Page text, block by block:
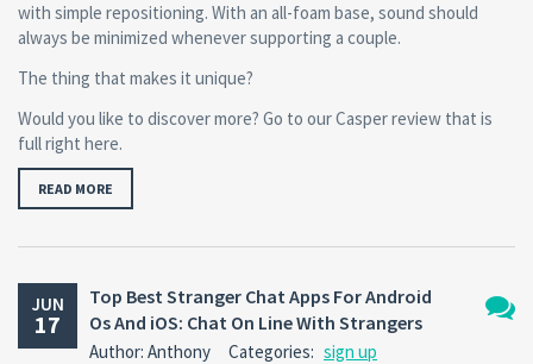
with simple repositioning. With an all-foam base, sound should
always be minimized whenever supporting a couple.
The thing that makes it unique?
Would you like to discover more? Go to our Casper review that is
full right here.
READ MORE
JUN
17
Top Best Stranger Chat Apps For Android
Os And iOS: Chat On Line With Strangers
Author: Anthony Categories: sign up